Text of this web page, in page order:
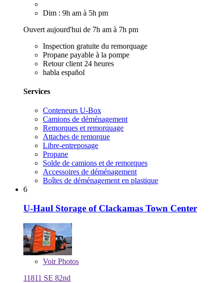
Dim : 9h am à 5h pm
Ouvert aujourd'hui de 7h am à 7h pm
Inspection gratuite du remorquage
Propane payable à la pompe
Retour client 24 heures
habla español
Services
Conteneurs U-Box
Camions de déménagement
Remorques et remorquage
Attaches de remorque
Libre-entreposage
Propane
Solde de camions et de remorques
Accessoires de déménagement
Boîtes de déménagement en plastique
6
U-Haul Storage of Clackamas Town Center
VoirPhotos
11811 SE 82nd